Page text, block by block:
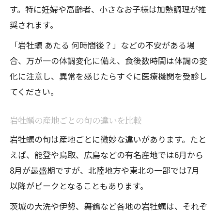
す。特に妊婦や高齢者、小さなお子様は加熱調理が推
奨されます。
「岩牡蠣 あたる 何時間後？」などの不安がある場
合、万が一の体調変化に備え、食後数時間は体調の変
化に注意し、異常を感じたらすぐに医療機関を受診し
てください。
岩牡蠣の産地ごとの旬の違いを比較
岩牡蠣の旬は産地ごとに微妙な違いがあります。たと
えば、能登や鳥取、広島などの有名産地では6月から
8月が最盛期ですが、北陸地方や東北の一部では7月
以降がピークとなることもあります。
茨城の大洗や伊勢、舞鶴など各地の岩牡蠣は、それぞ